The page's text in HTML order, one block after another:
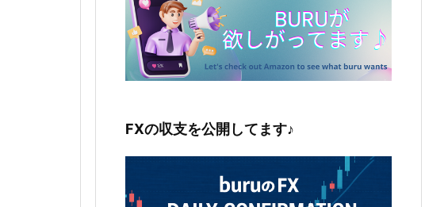
FXの収支を公開してます♪